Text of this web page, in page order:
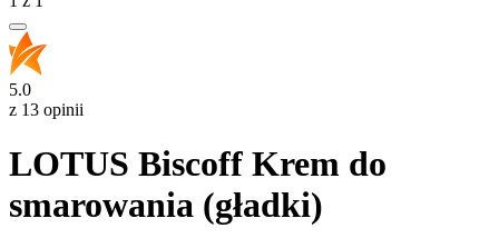
5.0
z 13 opinii
LOTUS Biscoff Krem do
smarowania (gładki)